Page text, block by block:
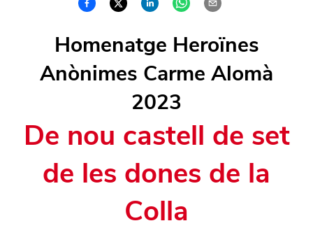
Homenatge Heroïnes
Anònimes Carme Alomà
2023
De nou castell de set
de les dones de la
Colla